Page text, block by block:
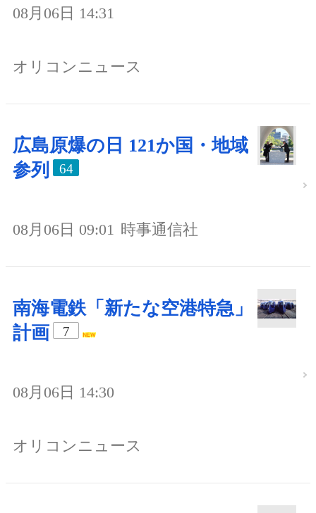
08月06日 14:31
オリコンニュース
広島原爆の日 121か国・地域
参列
64
08月06日 09:01 時事通信社
南海電鉄「新たな空港特急」
計画
7
08月06日 14:30
オリコンニュース